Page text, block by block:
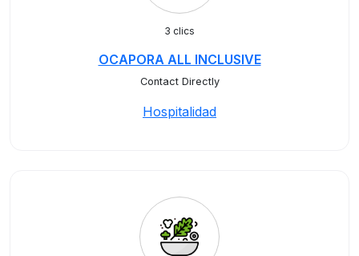
3 clics
OCAPORA ALL INCLUSIVE
Contact Directly
Hospitalidad